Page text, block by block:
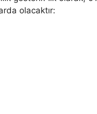
olacaktır: